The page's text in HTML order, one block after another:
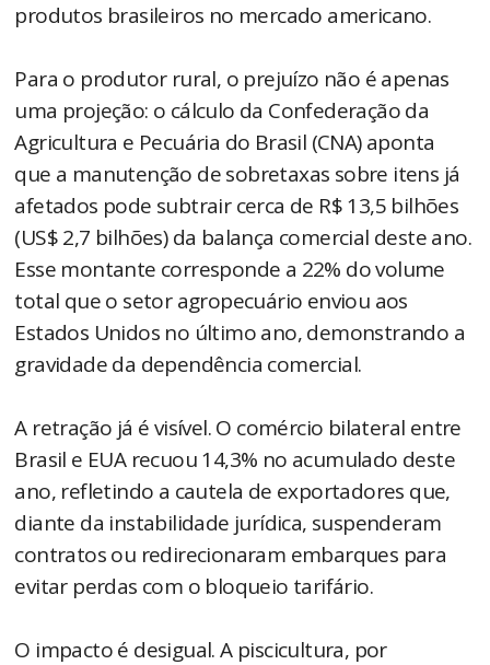
produtos brasileiros no mercado americano.
Para o produtor rural, o prejuízo não é apenas
uma projeção: o cálculo da Confederação da
Agricultura e Pecuária do Brasil (CNA) aponta
que a manutenção de sobretaxas sobre itens já
afetados pode subtrair cerca de R$ 13,5 bilhões
(US$ 2,7 bilhões) da balança comercial deste ano.
Esse montante corresponde a 22% do volume
total que o setor agropecuário enviou aos
Estados Unidos no último ano, demonstrando a
gravidade da dependência comercial.
A retração já é visível. O comércio bilateral entre
Brasil e EUA recuou 14,3% no acumulado deste
ano, refletindo a cautela de exportadores que,
diante da instabilidade jurídica, suspenderam
contratos ou redirecionaram embarques para
evitar perdas com o bloqueio tarifário.
O impacto é desigual. A piscicultura, por